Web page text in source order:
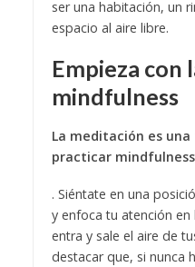
ser una habitación, un
espacio al aire libre.
Empieza con
mindfulness
La meditación es
practicar mindfulness
. Siéntate en una
y enfoca tu atención en
entra y sale el aire de
destacar que, si nunca